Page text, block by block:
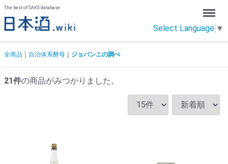
The best of SAKE database
Select Language ▼
Menu
全商品 自治体系酵母 ジョバンニの調べ
21件の商品がみつかりました。